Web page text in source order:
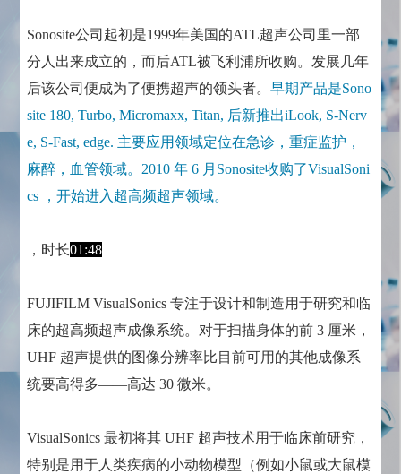
Sonosite公司起初是1999年美国的ATL超声公司里一部
分人出来成立的，而后ATL被飞利浦所收购。发展几年
后该公司便成为了便携超声的领头者。早期产品是Sono
site 180, Turbo, Micromaxx, Titan, 后新推出iLook, S-Nerv
e, S-Fast, edge. 主要应用领域定位在急诊，重症监护，
麻醉，血管领域。2010 年 6 月Sonosite收购了VisualSoni
cs ，开始进入超高频超声领域。
，时长01:48
FUJIFILM VisualSonics 专注于设计和制造用于研究和临
床的超高频超声成像系统。对于扫描身体的前 3 厘米，
UHF 超声提供的图像分辨率比目前可用的其他成像系
统要高得多——高达 30 微米。
VisualSonics 最初将其 UHF 超声技术用于临床前研究，
特别是用于人类疾病的小动物模型（例如小鼠或大鼠模